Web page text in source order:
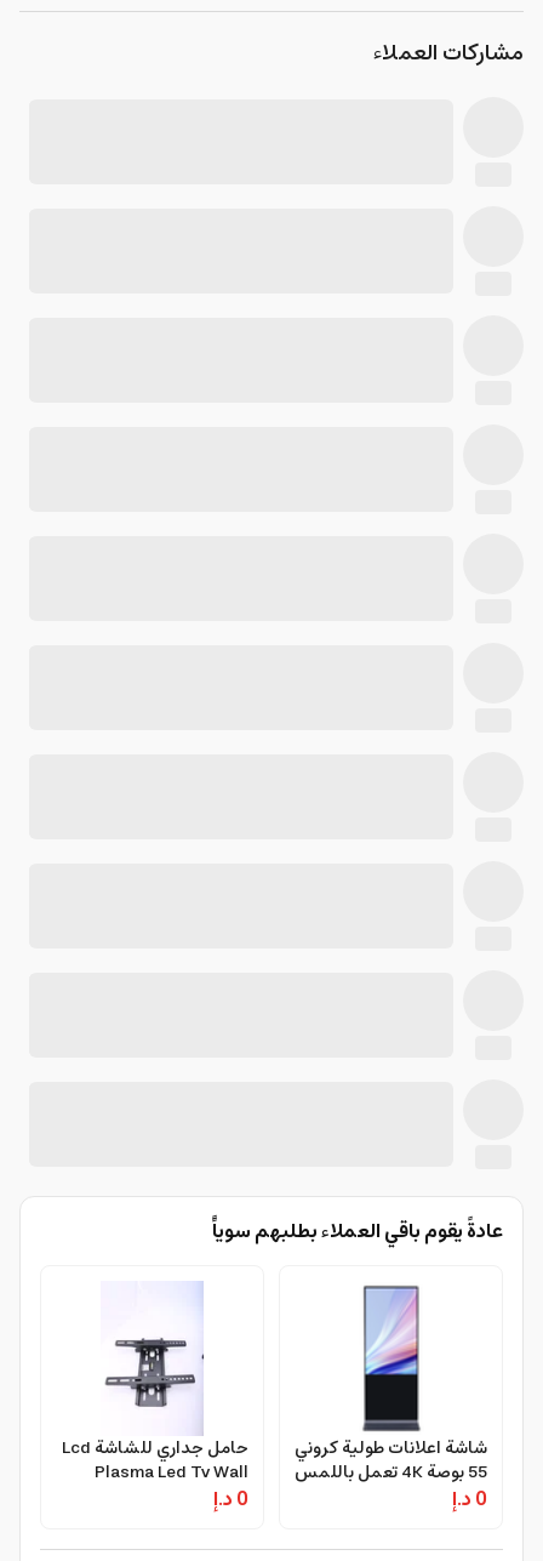
مشاركات العملاء
عادةً يقوم باقي العملاء بطلبهم سوياًً
شاشة اعلانات طولية كروني
55 بوصة 4K تعمل باللمس
CRONY TX55 2
Interactive Touch
Screen Smart Display
0 د.إ
حامل جداري للشاشة Lcd
Plasma Led Tv Wall
Mount - Geepas
0 د.إ